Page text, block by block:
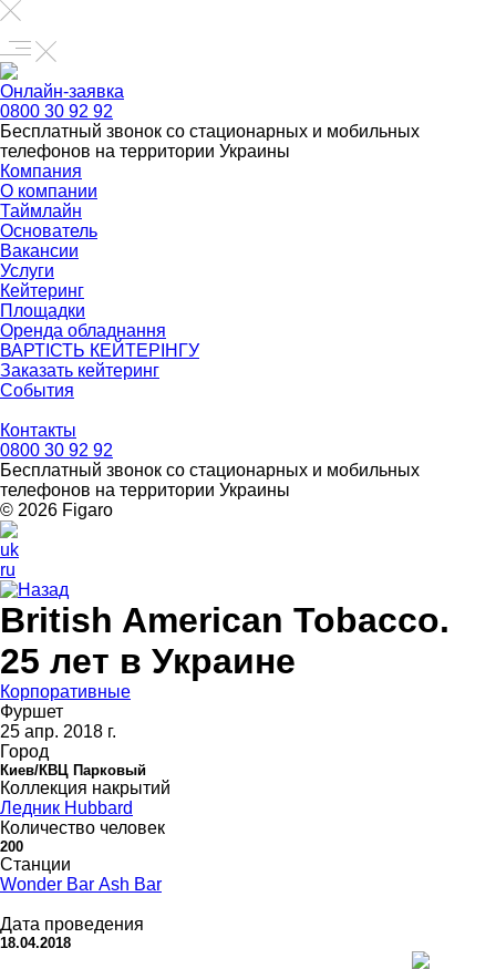
Онлайн-заявка
0800 30 92 92
Бесплатный звонок со стационарных и мобильных
телефонов на территории Украины
Компания
О компании
Таймлайн
Основатель
Вакансии
Услуги
Кейтеринг
Площадки
Оренда обладнання
ВАРТІСТЬ КЕЙТЕРІНГУ
Заказать кейтеринг
События
Контакты
0800 30 92 92
Бесплатный звонок со стационарных и мобильных
телефонов на территории Украины
© 2026 Figarо
uk
ru
Назад
British American Tobacco.
25 лет в Украине
Корпоративные
Фуршет
25 апр. 2018 г.
Город
Киев/КВЦ Парковый
Коллекция накрытий
Ледник Hubbard
Количество человек
200
Станции
Wonder Bar Ash Bar
Дата проведения
18.04.2018